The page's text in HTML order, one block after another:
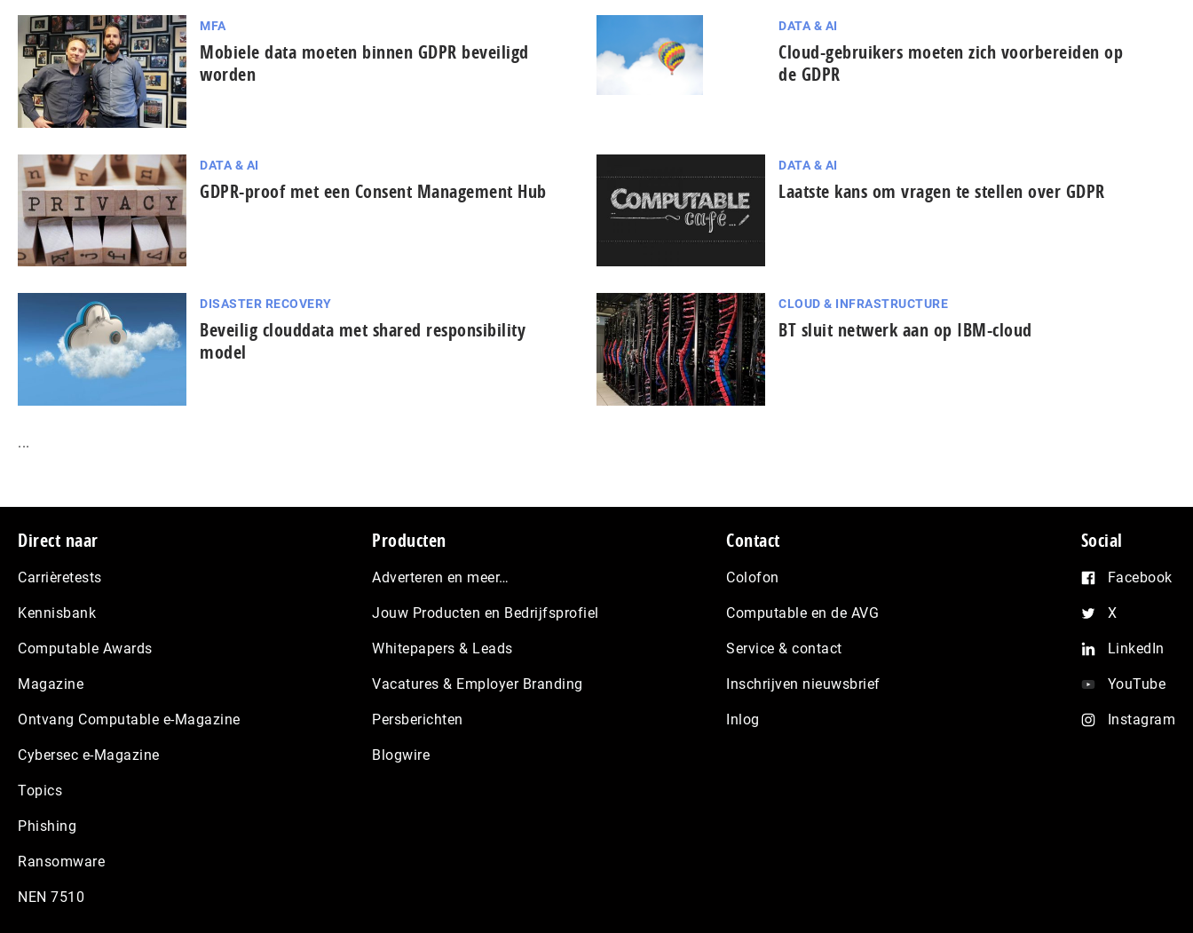
MFA
Mobiele data moeten binnen GDPR beveiligd
worden
DATA & AI
Cloud-gebruikers moeten zich voorbereiden op
de GDPR
DATA & AI
GDPR-proof met een Consent Management Hub
DATA & AI
Laatste kans om vragen te stellen over GDPR
DISASTER RECOVERY
Beveilig clouddata met shared responsibility
model
CLOUD & INFRASTRUCTURE
BT sluit netwerk aan op IBM-cloud
...
Footer
Direct naar
Carrièretests
Kennisbank
Computable Awards
Magazine
Ontvang Computable e-Magazine
Cybersec e-Magazine
Topics
Phishing
Ransomware
NEN 7510
Producten
Adverteren en meer…
Jouw Producten en Bedrijfsprofiel
Whitepapers & Leads
Vacatures & Employer Branding
Persberichten
Blogwire
Contact
Colofon
Computable en de AVG
Service & contact
Inschrijven nieuwsbrief
Inlog
Social
Facebook
X
LinkedIn
YouTube
Instagram